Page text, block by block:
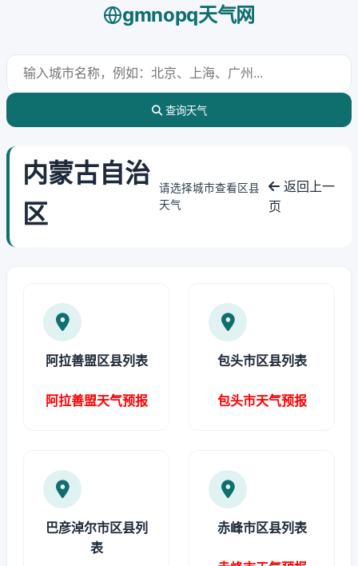
gmnopq天气网
查询天气
内蒙古自治
区
请选择城市查看区县
天气
返回上一
页
阿拉善盟区县列表
阿拉善盟天气预报
包头市区县列表
包头市天气预报
巴彦淖尔市区县列
表
赤峰市区县列表